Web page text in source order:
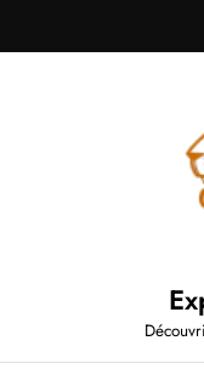
contenu